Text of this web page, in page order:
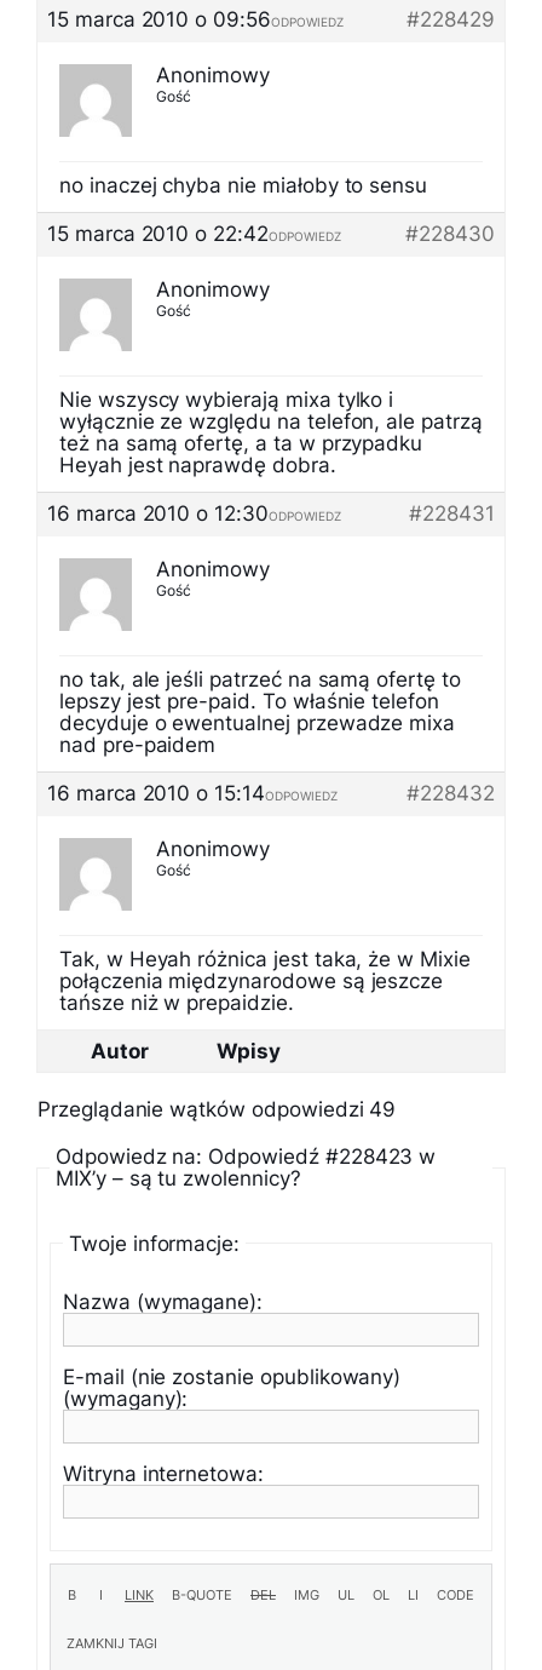
15 marca 2010 o 09:56
#228429
ODPOWIEDZ
Anonimowy
Gość
no inaczej chyba nie miałoby to sensu
15 marca 2010 o 22:42
#228430
ODPOWIEDZ
Anonimowy
Gość
Nie wszyscy wybierają mixa tylko i
wyłącznie ze względu na telefon, ale patrzą
też na samą ofertę, a ta w przypadku
Heyah jest naprawdę dobra.
16 marca 2010 o 12:30
#228431
ODPOWIEDZ
Anonimowy
Gość
no tak, ale jeśli patrzeć na samą ofertę to
lepszy jest pre-paid. To właśnie telefon
decyduje o ewentualnej przewadze mixa
nad pre-paidem
16 marca 2010 o 15:14
#228432
ODPOWIEDZ
Anonimowy
Gość
Tak, w Heyah różnica jest taka, że w Mixie
połączenia międzynarodowe są jeszcze
tańsze niż w prepaidzie.
Autor
Wpisy
Przeglądanie wątków odpowiedzi 49
Odpowiedz na: Odpowiedź #228423 w
MIX’y – są tu zwolennicy?
Twoje informacje:
Nazwa (wymagane):
E-mail (nie zostanie opublikowany)
(wymagany):
Witryna internetowa: